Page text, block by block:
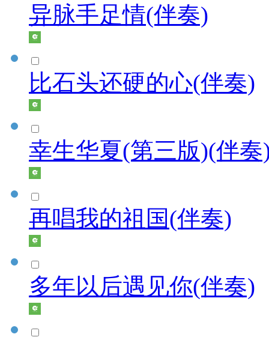
异脉手足情(伴奏)
比石头还硬的心(伴奏)
幸生华夏(第三版)(伴奏
再唱我的祖国(伴奏)
多年以后遇见你(伴奏)